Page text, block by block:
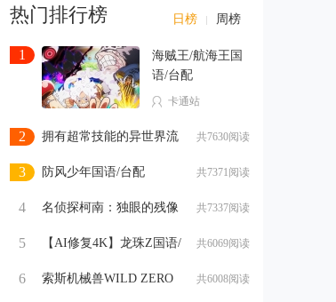
热门排行榜 日榜 周榜
1
海贼王/航海王国
语/台配
1080P【1133-
卡通站
2
拥有超常技能的异世界流
共7630阅读
3
防风少年国语/台配
共7371阅读
4
名侦探柯南：独眼的残像
共7337阅读
5
【AI修复4K】龙珠Z国语/
共6069阅读
6
索斯机械兽WILD ZERO
共6008阅读